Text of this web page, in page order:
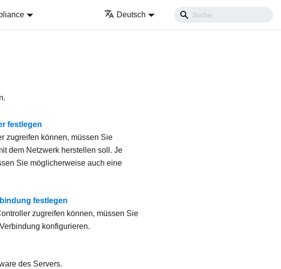
Deutsch
festlegen
zugreifen können, müssen Sie
dem Netzwerk herstellen soll. Je
Sie möglicherweise auch eine
festlegen
zugreifen können, müssen Sie
konfigurieren.
des Servers.